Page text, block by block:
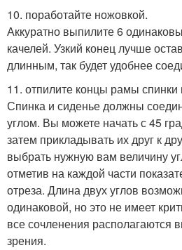
10. поработайте ножовкой.
Аккуратно выпилите 6
качелей. Узкий конец лучше
длинным, так будет удобнее
11. отпилите концы рамы спинки
Спинка и сиденье должны
углом. Вы можете начать с 45
затем прикладывать их друг к
выбрать нужную вам величину
отметив на каждой части
отреза. Длина двух углов
одинаковой, но это не имеет
все сочленения располагаются
зрения.